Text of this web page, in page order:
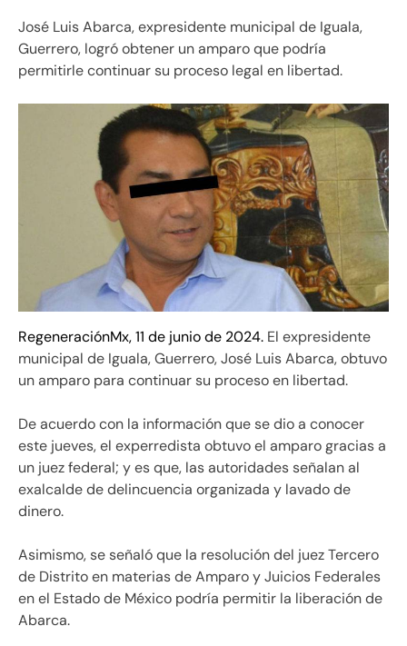
José Luis Abarca, expresidente municipal de Iguala,
Guerrero, logró obtener un amparo que podría
permitirle continuar su proceso legal en libertad.
RegeneraciónMx, 11 de junio de 2024. El expresidente
municipal de Iguala, Guerrero, José Luis Abarca, obtuvo
un amparo para continuar su proceso en libertad.
De acuerdo con la información que se dio a conocer
este jueves, el experredista obtuvo el amparo gracias a
un juez federal; y es que, las autoridades señalan al
exalcalde de delincuencia organizada y lavado de
dinero.
Asimismo, se señaló que la resolución del juez Tercero
de Distrito en materias de Amparo y Juicios Federales
en el Estado de México podría permitir la liberación de
Abarca.